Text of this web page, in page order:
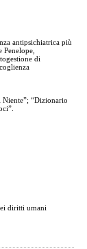
antipsichiatrica più
di
“Dizionario
diritti umani